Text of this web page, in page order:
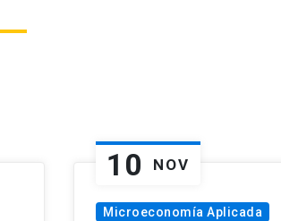
10 NOV
Microeconomía Aplicada